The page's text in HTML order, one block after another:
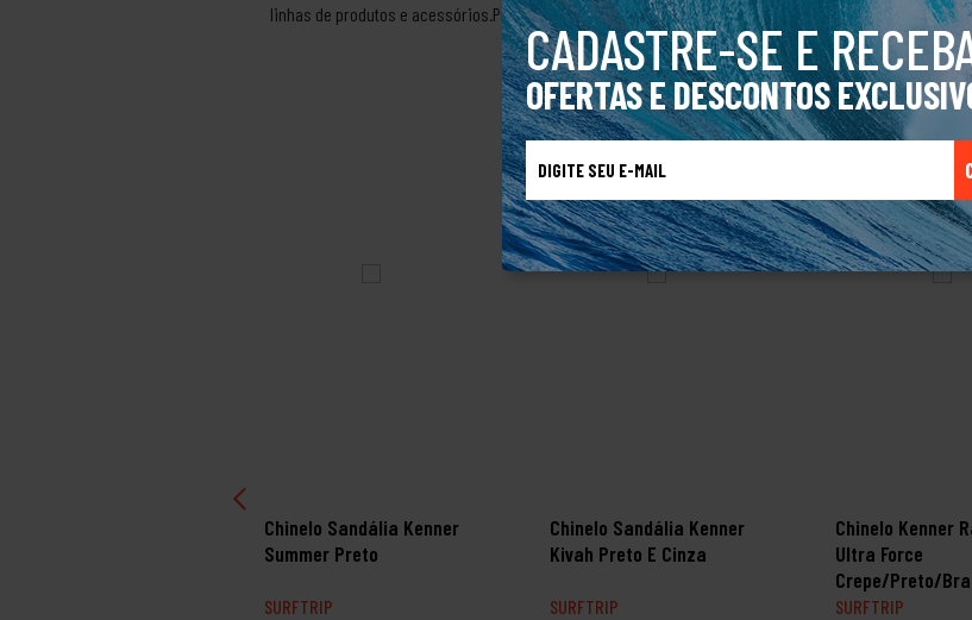
CADASTRE-SE E
OFERTAS E DESCONTOS
linhas de produtos e acessórios.Produto Original.
TALVEZ VOCÊ TAMBÉM
Chinelo Sandália Kenner
Summer Preto
SURFTRIP
Chinelo Sandália Kenner
Kivah Preto E Cinza
SURFTRIP
Chinelo Kenner
Ultra Force
Crepe/Preto/
SURFTRIP